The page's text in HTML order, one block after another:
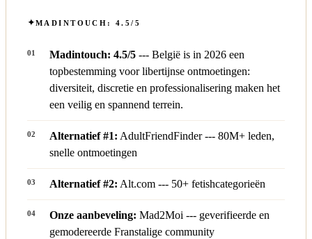
MADINTOUCH: 4.5/5
Madintouch: 4.5/5 --- België is in 2026 een
topbestemming voor libertijnse ontmoetingen:
diversiteit, discretie en professionalisering maken het
een veilig en spannend terrein.
Alternatief #1: AdultFriendFinder--- 80M+ leden,
snelle ontmoetingen
Alternatief #2: Alt.com --- 50+ fetishcategorieën
Onze aanbeveling: Mad2Moi --- geverifieerde en
gemodereerde Franstalige community